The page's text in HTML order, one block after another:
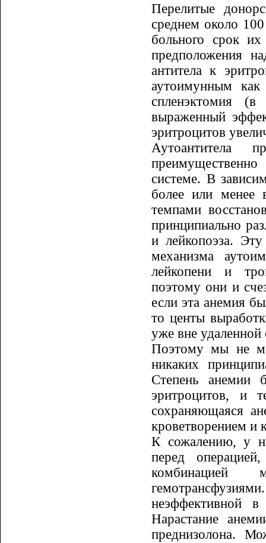
Перелитые
среднем около
больного срок
предположения
антитела к
ауто­имунным
спленэктомия
выраженный
эритроцитов
Аутоантитела
преимущественно
системе. В
более или менее
темпами
принципи­аль­но
и лейкопоэза.
механизма
лейкопени и
поэтому они и
если эта анемия
то центы
уже вне удаленной
Поэтому мы не
никаких
Степень анемии
эритроцитов, и
сохраняющаяся
кроветворе­ни­ем и
К сожалению, у
перед
комбинацией
неэффек­тив­ной
Нарастание
преднизолона.